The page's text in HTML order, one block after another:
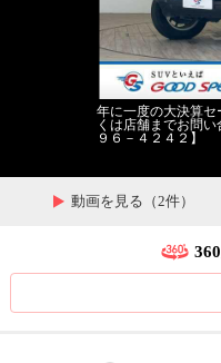
年に一度の大決算
くは店舗までお問
９６－４２４２】
動画を見る（2件）